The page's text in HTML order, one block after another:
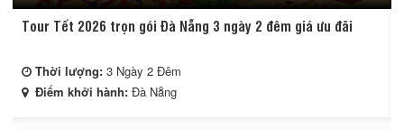
Tour Tết 2026 trọn gói Đà Nẵng 3 ngày 2 đêm giá ưu đãi
Thời lượng: 3 Ngày 2 Đêm
Điểm khởi hành: Đà Nẵng